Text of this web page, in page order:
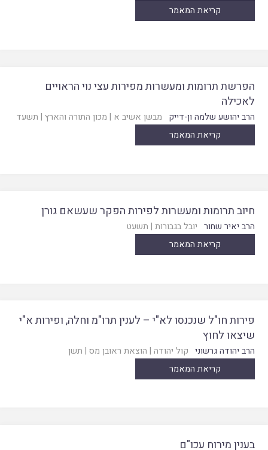
קריאת המאמר
הפרשת תרומות ומעשרות מפירות עצי נוי הראויים
לאכילה
הרב יהושע שלמה ון-דייק מבשן אשיב א | מכון התורה והארץ | תשעד
קריאת המאמר
חיוב תרומות ומעשרות לפירות הפקר שעשאם גורן
הרב יאיר שחור יובל בגבורות | תשעט
קריאת המאמר
פירות חו"ל שנכנסו לא"י – לענין תרו"מ וחלה, ופירות א"י
שיצאו לחוץ
הרב יהודה גרשוני קול יהודה | הוצאת ראובן מס | תשן
קריאת המאמר
בענין מירוח עכו"ם